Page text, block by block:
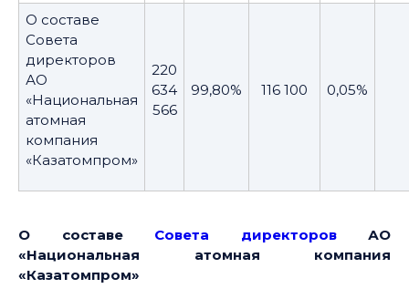
О составе
Совета
директоров
АО
«Национальная
атомная
компания
«Казатомпром»
220
634
566
99,80% 116 100 0,05%
О составе Совета директоровАО
«Национальная атомная компания
«Казатомпром»